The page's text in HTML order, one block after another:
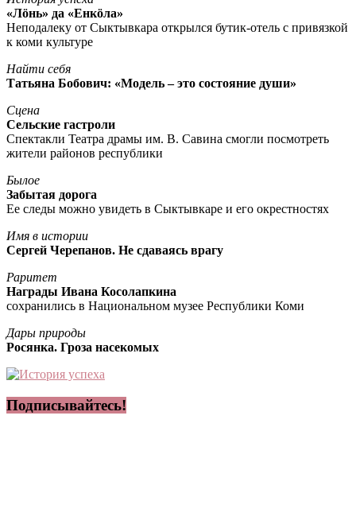
«Лöнь» да «Енкöла»
Неподалеку от Сыктывкара открылся бутик-отель с привязкой
к коми культуре
Найти себя
Татьяна Бобович: «Модель – это состояние души»
Сцена
Сельские гастроли
Спектакли Театра драмы им. В. Савина смогли посмотреть
жители районов республики
Былое
Забытая дорога
Ее следы можно увидеть в Сыктывкаре и его окрестностях
Имя в истории
Сергей Черепанов. Не сдаваясь врагу
Раритет
Награды Ивана Косолапкина
сохранились в Национальном музее Республики Коми
Дары природы
Росянка. Гроза насекомых
Подписывайтесь!